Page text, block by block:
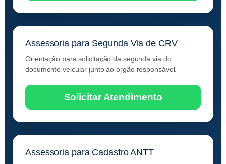
Assessoria para Segunda Via de CRV
Orientação para solicitação da segunda via do
documento veicular junto ao órgão responsável.
Solicitar Atendimento
Assessoria para Cadastro ANTT